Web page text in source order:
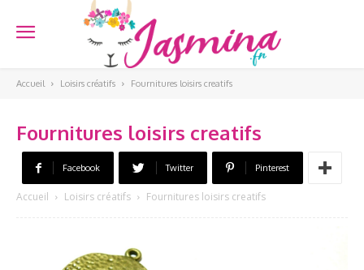
Accueil Loisirs créatifs Fournitures loisirs creatifs
Fournitures loisirs creatifs
Facebook Twitter Pinterest
Accueil Loisirs créatifs Fournitures loisirs creatifs